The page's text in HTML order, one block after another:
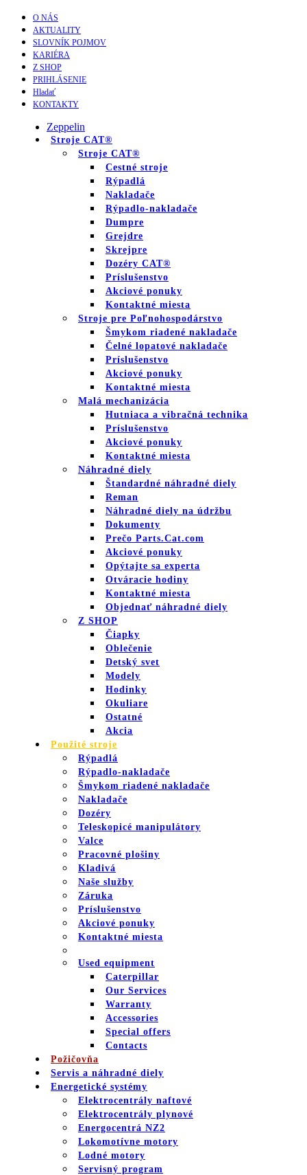
O NÁS
AKTUALITY
SLOVNÍK POJMOV
KARIÉRA
Z SHOP
PRIHLÁSENIE
Hladať
KONTAKTY
Zeppelin
Stroje CAT®
Stroje CAT®
Cestné stroje
Rýpadlá
Nakladače
Rýpadlo-nakladače
Dumpre
Grejdre
Skrejpre
Dozéry CAT®
Príslušenstvo
Akciové ponuky
Kontaktné miesta
Stroje pre Poľnohospodárstvo
Šmykom riadené nakladače
Čelné lopatové nakladače
Príslušenstvo
Akciové ponuky
Kontaktné miesta
Malá mechanizácia
Hutniaca a vibračná technika
Príslušenstvo
Akciové ponuky
Kontaktné miesta
Náhradné diely
Štandardné náhradné diely
Reman
Náhradné diely na údržbu
Dokumenty
Prečo Parts.Cat.com
Akciové ponuky
Opýtajte sa experta
Otváracie hodiny
Kontaktné miesta
Objednať náhradné diely
Z SHOP
Čiapky
Oblečenie
Detský svet
Modely
Hodinky
Okuliare
Ostatné
Akcia
Použité stroje
Rýpadlá
Rýpadlo-nakladače
Šmykom riadené nakladače
Nakladače
Dozéry
Teleskopicé manipulátory
Valce
Pracovné plošiny
Kladivá
Naše služby
Záruka
Príslušenstvo
Akciové ponuky
Kontaktné miesta
Used equipment
Caterpillar
Our Services
Warranty
Accessories
Special offers
Contacts
Požičovňa
Servis a náhradné diely
Energetické systémy
Elektrocentrály naftové
Elektrocentrály plynové
Energocentrá NZ2
Lokomotívne motory
Lodné motory
Servisný program